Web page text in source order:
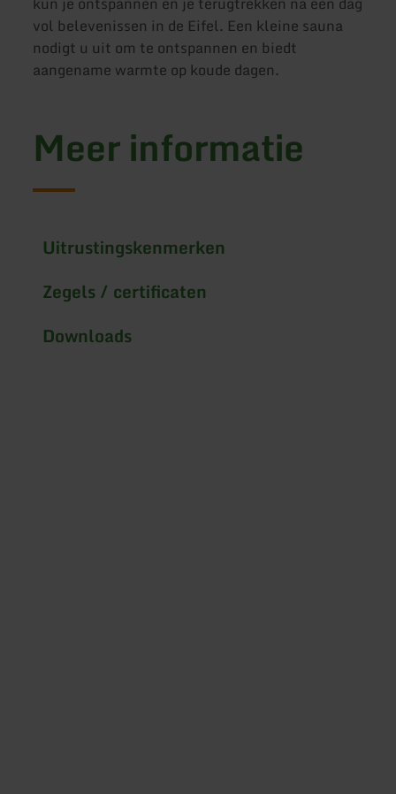
vol belevenissen in de Eifel. Een kleine sauna
nodigt u uit om te ontspannen en biedt
aangename warmte op koude dagen.
Meer informatie
Uitrustingskenmerken
Zegels / certificaten
Downloads